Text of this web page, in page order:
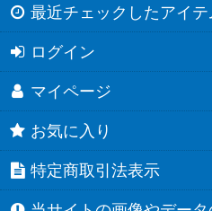
最近チェックしたアイテ
ログイン
マイページ
お気に入り
特定商取引法表示